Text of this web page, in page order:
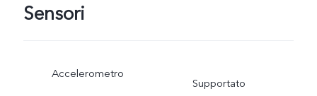
Sensori
Accelerometro
Supportato